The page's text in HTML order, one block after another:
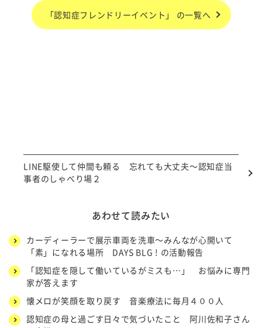
「認知症フレンドリーイベント」 の一覧へ
LINE駆使して仲間も頼る 忘れても大丈夫～認知症当
事者のしゃべり場２
あわせて読みたい
カーディーラーで展示車両を洗車～みんなが心開いて
「素」になれる場所 DAYS BLG ! の活動報告
「認知症を隠して働いているがミスも…」 お悩みに専門
家が答えます
懐メロが笑顔を取り戻す 音楽療法に毎月４００人
認知症の母と過ごす日々で気づいたこと 阿川佐和子さん